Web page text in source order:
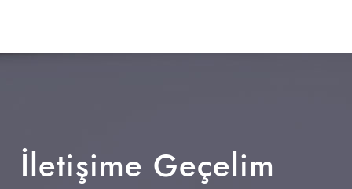
İletişime Geçelim